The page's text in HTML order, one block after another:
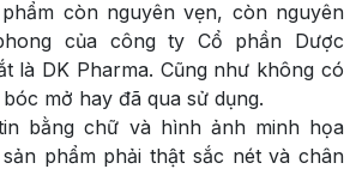
còn nguyên vẹn, còn nguyên
của công ty Cổ phần Dược
là DK Pharma. Cũng như không có
mở hay đã qua sử dụng.
bằng chữ và hình ảnh minh họa
phẩm phải thật sắc nét và chân